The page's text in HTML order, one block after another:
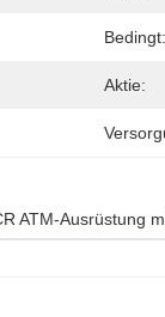
Bedingt:
Aktie:
ATM-Ausrüstung